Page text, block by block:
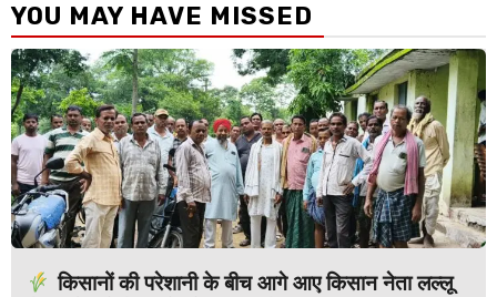
YOU MAY HAVE MISSED
किसानों की परेशानी के बीच आगे आए किसान नेता लल्लू